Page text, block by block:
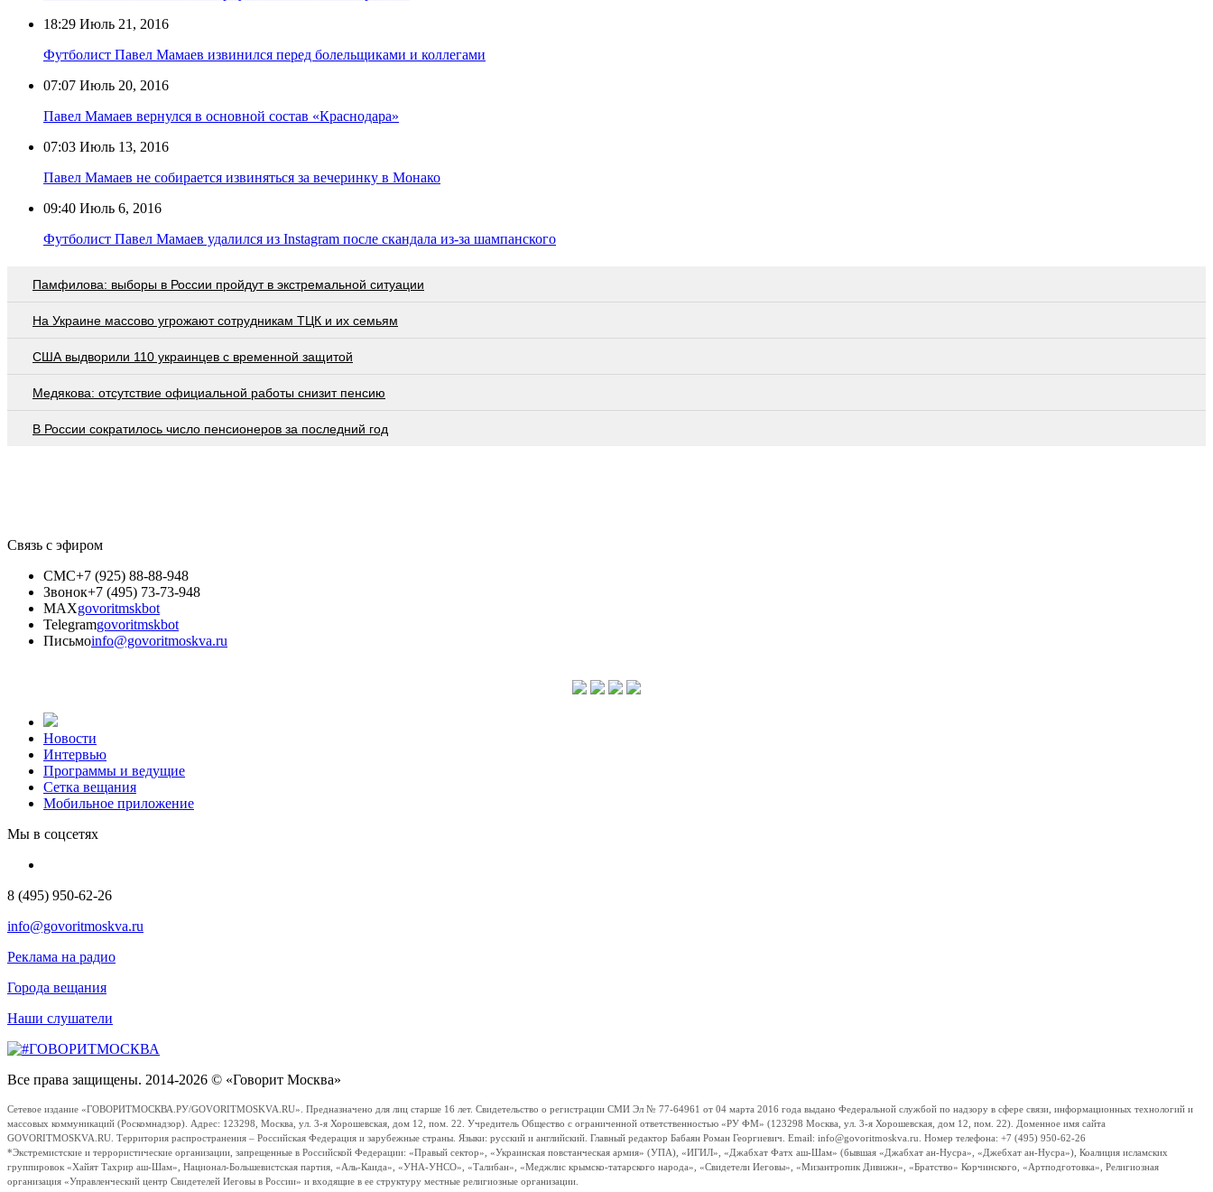
18:29 Июль 21, 2016
Футболист Павел Мамаев извинился перед болельщиками и коллегами
07:07 Июль 20, 2016
Павел Мамаев вернулся в основной состав «Краснодара»
07:03 Июль 13, 2016
Павел Мамаев не собирается извиняться за вечеринку в Монако
09:40 Июль 6, 2016
Футболист Павел Мамаев удалился из Instagram после скандала из-за шампанского
Памфилова: выборы в России пройдут в экстремальной ситуации
На Украине массово угрожают сотрудникам ТЦК и их семьям
США выдворили 110 украинцев с временной защитой
Медякова: отсутствие официальной работы снизит пенсию
В России сократилось число пенсионеров за последний год
Связь с эфиром
СМС+7 (925) 88-88-948
Звонок+7 (495) 73-73-948
MAXgovoritmskbot
Telegramgovoritmskbot
Письмоinfo@govoritmoskva.ru
Новости
Интервью
Программы и ведущие
Сетка вещания
Мобильное приложение
Мы в соцсетях
8 (495) 950-62-26
info@govoritmoskva.ru
Реклама на радио
Города вещания
Наши слушатели
Все права защищены. 2014-2026 © «Говорит Москва»
Сетевое издание «ГОВОРИТМОСКВА.РУ/GOVORITMOSKVA.RU». Предназначено для лиц старше 16 лет. Свидетельство о регистрации СМИ Эл № 77-64961 от 04 марта 2016 года выдано Федеральной службой по надзору в сфере связи, информационных технологий и
массовых коммуникаций (Роскомнадзор). Адрес: 123298, Москва, ул. 3-я Хорошевская, дом 12, пом. 22. Учредитель Общество с ограниченной ответственностью «РУ ФМ» (123298 Москва, ул. 3-я Хорошевская, дом 12, пом. 22). Доменное имя сайта
GOVORITMOSKVA.RU. Территория распространения – Российская Федерация и зарубежные страны. Языки: русский и английский. Главный редактор Бабаян Роман Георгиевич. Email: info@govoritmoskva.ru. Номер телефона: +7 (495) 950-62-26
*Экстремистские и террористические организации, запрещенные в Российской Федерации: «Правый сектор», «Украинская повстанческая армия» (УПА), «ИГИЛ», «Джабхат Фатх аш-Шам» (бывшая «Джабхат ан-Нусра», «Джебхат ан-Нусра»), Коалиция исламских
группировок «Хайят Тахрир аш-Шам», Национал-Большевистская партия, «Аль-Каида», «УНА-УНСО», «Талибан», «Меджлис крымско-татарского народа», «Свидетели Иеговы», «Мизантропик Дивижн», «Братство» Корчинского, «Артподготовка», Религиозная
организация «Управленческий центр Свидетелей Иеговы в России» и входящие в ее структуру местные религиозные организации.